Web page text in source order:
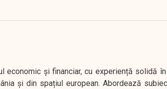
economic și financiar, cu experiență solidă
și din spațiul european. Abordează